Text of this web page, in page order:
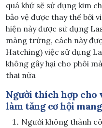
quá khứ sẽ sử dụng kim
bảo vệ được thay thế bởi
hiện này được sử dụng
màng trứng, cách này
Hatching) việc sử dụng
không gây hại cho phôi
thai nữa
Người thích hợp cho
làm tăng cơ hội
Người không thành